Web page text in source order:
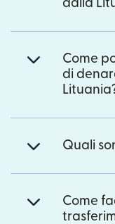
dalla
Come
di
Quali
Come